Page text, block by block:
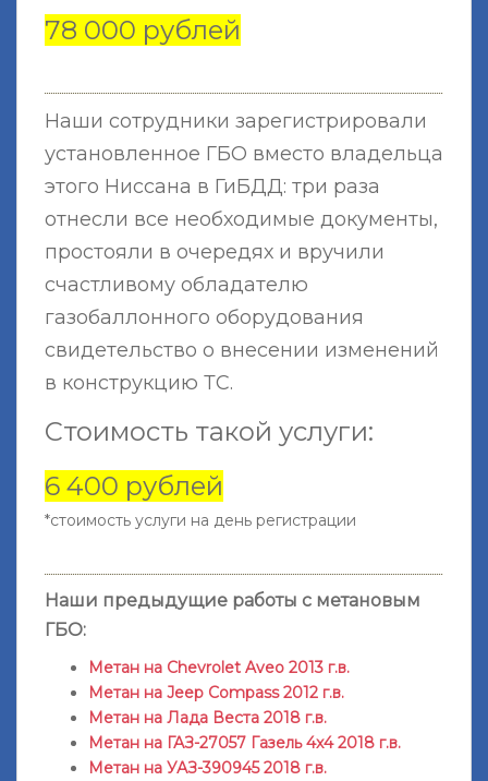
78 000 рублей
Наши сотрудники зарегистрировали
установленное ГБО вместо владельца
этого Ниссана в ГиБДД: три раза
отнесли все необходимые документы,
простояли в очередях и вручили
счастливому обладателю
газобаллонного оборудования
свидетельство о внесении изменений
в конструкцию ТС.
Стоимость такой услуги:
6 400 рублей
*стоимость услуги на день регистрации
Наши предыдущие работы с метановым
ГБО:
Метан на Chevrolet Aveo 2013 г.в.
Метан на Jeep Compass 2012 г.в.
Метан на Лада Веста 2018 г.в.
Метан на ГАЗ-27057 Газель 4x4 2018 г.в.
Метан на УАЗ-390945 2018 г.в.